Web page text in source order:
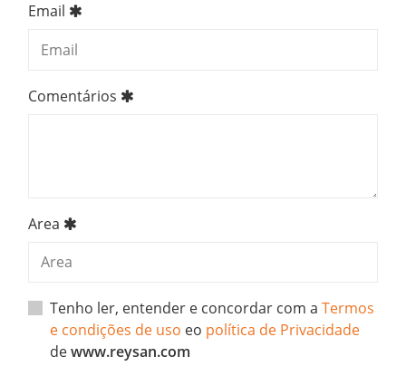
Email
Comentários
Area
Tenho ler, entender e concordar com aTermos
e condições de uso eo política de Privacidade
dewww.reysan.com